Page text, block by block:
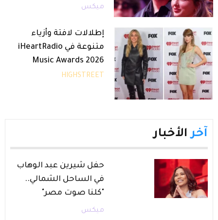
ميكس
إطلالات لافتة وأزياء
متنوعة في iHeartRadio
Music Awards 2026
HIGHSTREET
آخر الأخبار
حفل شيرين عبد الوهاب
في الساحل الشمالي..
"كلنا صوت مصر"
ميكس